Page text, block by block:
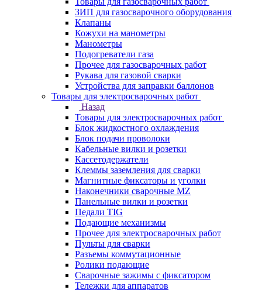
ЗИП для газосварочного оборудования
Клапаны
Кожухи на манометры
Манометры
Подогреватели газа
Прочее для газосварочных работ
Рукава для газовой сварки
Устройства для заправки баллонов
Товары для электросварочных работ
Назад
Товары для электросварочных работ
Блок жидкостного охлаждения
Блок подачи проволоки
Кабельные вилки и розетки
Кассетодержатели
Клеммы заземления для сварки
Магнитные фиксаторы и уголки
Наконечники сварочные MZ
Панельные вилки и розетки
Педали TIG
Подающие механизмы
Прочее для электросварочных работ
Пульты для сварки
Разъемы коммутационные
Ролики подающие
Сварочные зажимы с фиксатором
Тележки для аппаратов